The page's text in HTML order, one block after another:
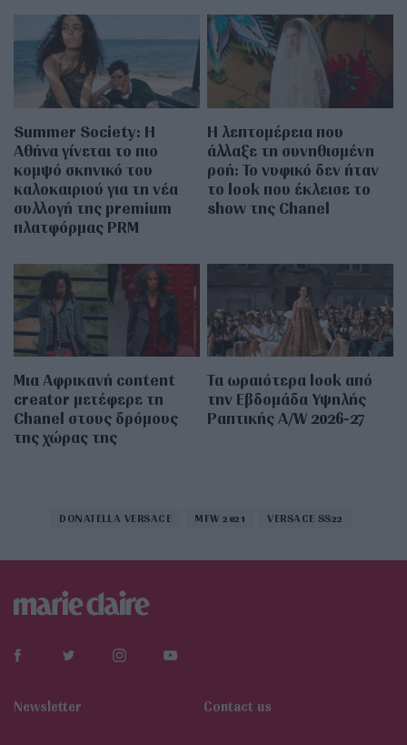
Summer Society: Η
Αθήνα γίνεται το πιο
κομψό σκηνικό του
καλοκαιριού για τη νέα
συλλογή της premium
πλατφόρμας PRM
Η λεπτομέρεια που
άλλαξε τη συνηθισμένη
ροή: Το νυφικό δεν ήταν
το look που έκλεισε το
show της Chanel
Μια Αφρικανή content
creator μετέφερε τη
Chanel στους δρόμους
της χώρας της
Τα ωραιότερα look από
την Εβδομάδα Υψηλής
Ραπτικής A/W 2026-27
DONATELLA VERSACE MFW 2021 VERSACE SS22
Newsletter Contact us